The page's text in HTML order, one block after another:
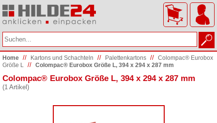
Home // Kartons und Schachteln // Palettenkartons // Colompac® Eurobox
Größe L // Colompac® Eurobox Größe L, 394 x 294 x 287 mm
Colompac® Eurobox Größe L, 394 x 294 x 287 mm
(1 Artikel)